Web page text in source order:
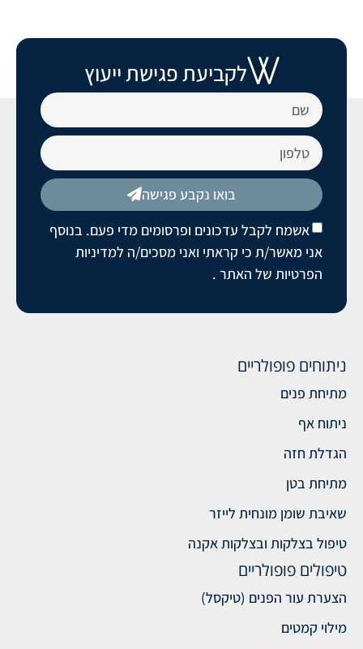
לקביעת פגישת ייעוץ
אשמח לקבל עדכונים ופרסומים מדי פעם. בנוסף
אני מאשר/ת כי קראתי ואני מסכים/ה למדיניות
הפרטיות של האתר .
בואו נקבע פגישה
ניתוחים פופולריים
מתיחת פנים
ניתוח אף
הגדלת חזה
מתיחת בטן
שאיבת שומן מונחית לייזר
טיפול בצלקות ובצלקות אקנה
טיפולים פופולריים
הצערת עור הפנים (טיקסל)
מילוי קמטים